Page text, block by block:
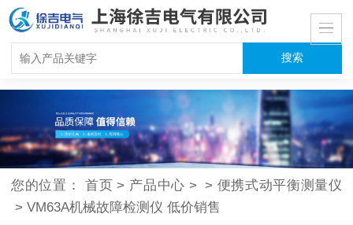
您的位置：首页 > 产品中心 > > 便携式动平衡测量仪
> VM63A机械故障检测仪 低价销售